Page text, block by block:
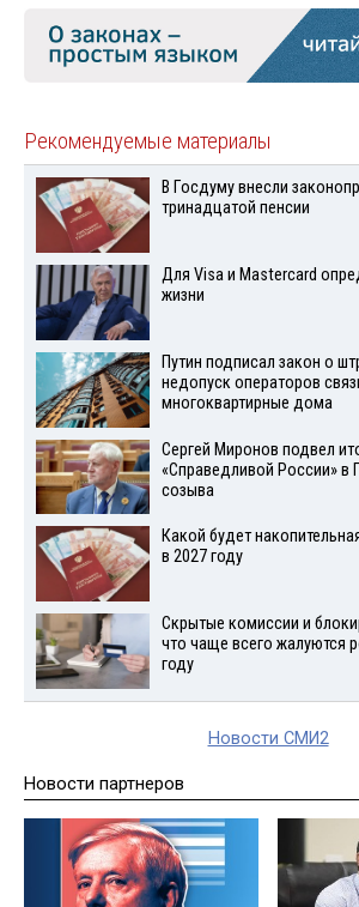
Рекомендуемые материалы
В Госдуму внесли
тринадцатой пенсии
Для Visа и Mastercard
жизни
Путин подписал закон о
недопуск операторов
многоквартирные дома
Сергей Миронов подвел
«Справедливой России» в
созыва
Какой будет
в 2027 году
Скрытые комиссии и
что чаще всего жалуются
году
Новости СМИ2
Новости партнеров